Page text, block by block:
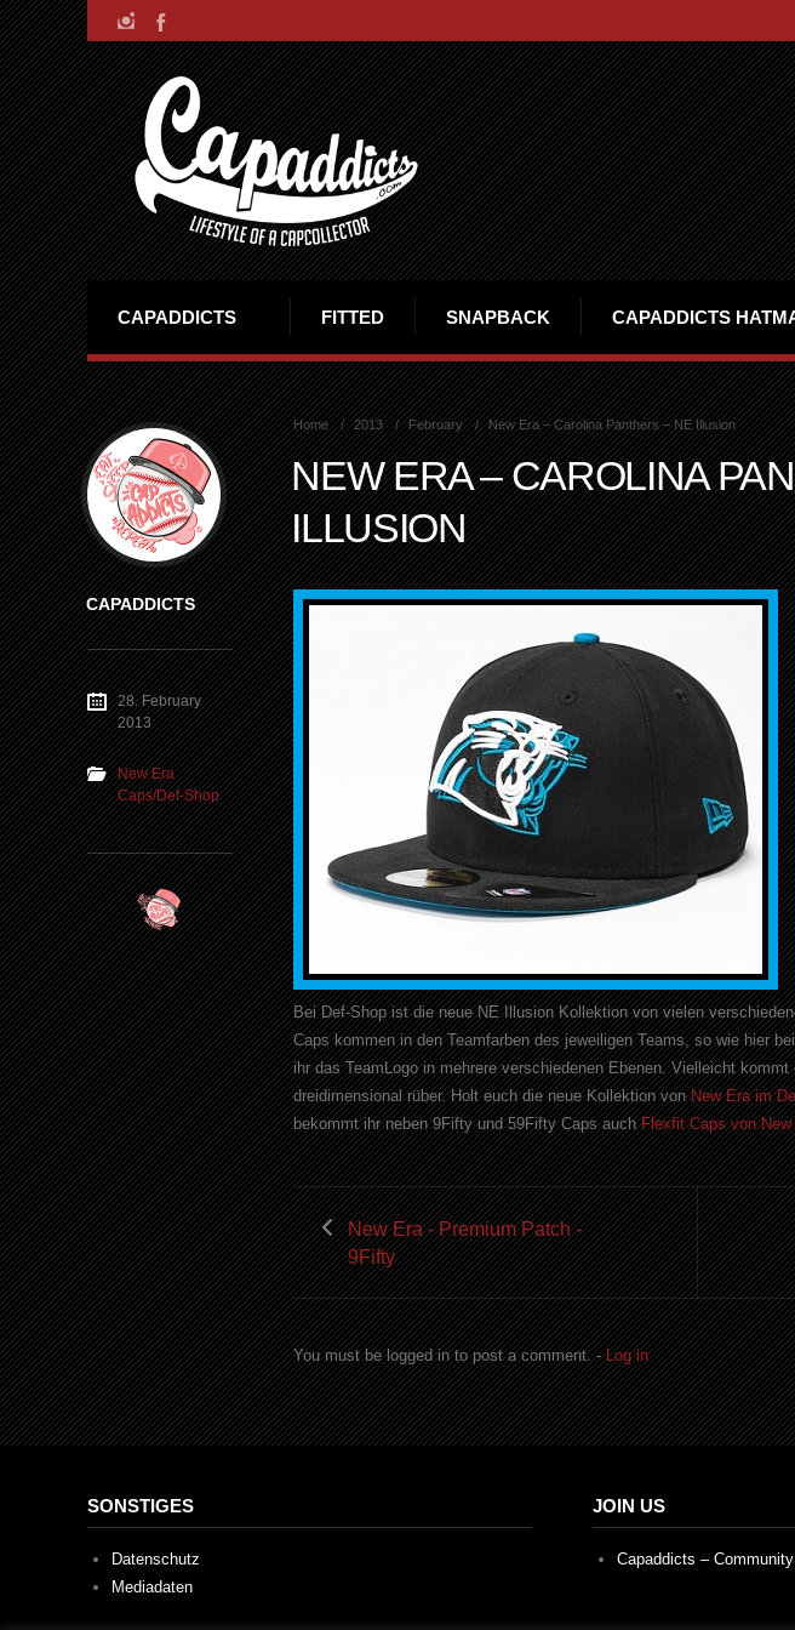
CAPADDICTS FITTED SNAPBACK CAPADDICTS
Home 2013 February New Era – Carolina Panthers – NE Illusion
NEW ERA – CAROLINA
ILLUSION
Bei Def-Shop ist die neue NE Illusion Kollektion von vielen
Caps kommen in den Teamfarben des jeweiligen Teams, so wie hier
ihr das TeamLogo in mehrere verschiedenen Ebenen. Vielleicht
dreidimensional rüber. Holt euch die neue Kollektion vonNew Era im
bekommt ihr neben 9Fifty und 59Fifty Caps auchFlexfit Caps von New
New Era - Premium Patch -
9Fifty
You must be logged in to post a comment. -Log in
CAPADDICTS
28. February
2013
New Era
Caps/Def-Shop
SONSTIGES
Datenschutz
Mediadaten
JOIN US
Capaddicts – Community